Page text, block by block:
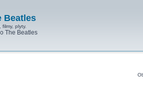
Beatles
plyty.
The Beatles